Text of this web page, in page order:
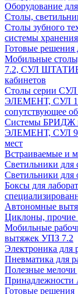
Оборудование
Cтолы,
Столы зубного
системы хранения
Готовые решения
Мобильные
7.2, СУЛ
кабинетов
Столы серии СУЛ
ЭЛЕМЕНТ, СУЛ
сопутствующее
Системы БРИДЖ
ЭЛЕМЕНТ, СУЛ
мест
Встраиваемые и
Светильники
Светильники для
Боксы для
Автономные
Циклоны, прочие
Мобильные
вытяжек УПЗ 7.2
Электроника для
Пневматика для
Полезные мелочи
Готовые решения